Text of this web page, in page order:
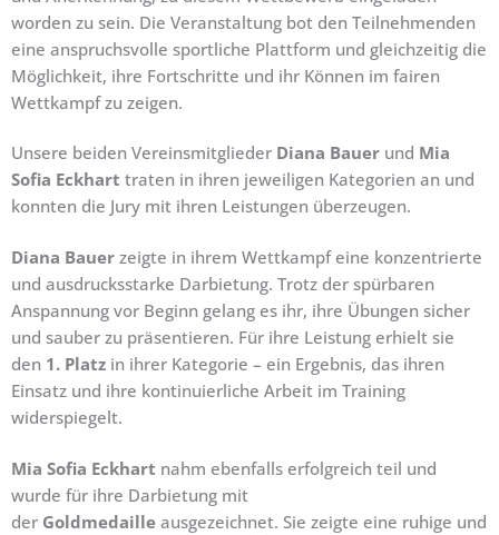
worden zu sein. Die Veranstaltung bot den Teilnehmenden
eine anspruchsvolle sportliche Plattform und gleichzeitig die
Möglichkeit, ihre Fortschritte und ihr Können im fairen
Wettkampf zu zeigen.
Unsere beiden Vereinsmitglieder Diana Bauer und Mia
Sofia Eckhart traten in ihren jeweiligen Kategorien an und
konnten die Jury mit ihren Leistungen überzeugen.
Diana Bauer zeigte in ihrem Wettkampf eine konzentrierte
und ausdrucksstarke Darbietung. Trotz der spürbaren
Anspannung vor Beginn gelang es ihr, ihre Übungen sicher
und sauber zu präsentieren. Für ihre Leistung erhielt sie
den 1. Platz in ihrer Kategorie – ein Ergebnis, das ihren
Einsatz und ihre kontinuierliche Arbeit im Training
widerspiegelt.
Mia Sofia Eckhart nahm ebenfalls erfolgreich teil und
wurde für ihre Darbietung mit
der Goldmedaille ausgezeichnet. Sie zeigte eine ruhige und